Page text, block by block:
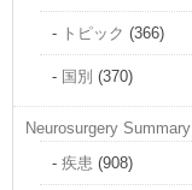
トピック (366)
国別 (370)
Neurosurgery Summary
疾患 (908)